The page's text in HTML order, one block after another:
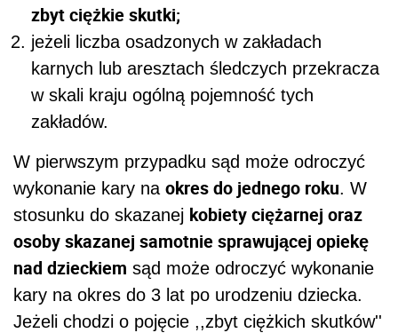
zbyt ciężkie skutki;
jeżeli liczba osadzonych w zakładach
karnych lub aresztach śledczych przekracza
w skali kraju ogólną pojemność tych
zakładów.
W pierwszym przypadku sąd może odroczyć
wykonanie kary na okres do jednego roku. W
stosunku do skazanej kobiety ciężarnej oraz
osoby skazanej samotnie sprawującej opiekę
nad dzieckiem sąd może odroczyć wykonanie
kary na okres do 3 lat po urodzeniu dziecka.
Jeżeli chodzi o pojęcie ,,zbyt ciężkich skutków''